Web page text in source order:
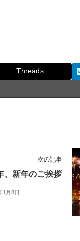
Threads
次の記事
、新年のご挨拶
1月8日